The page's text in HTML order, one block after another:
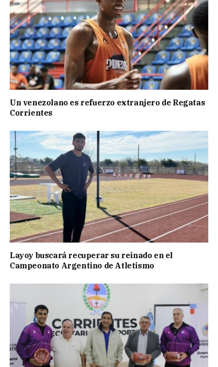
Un venezolano es refuerzo extranjero de Regatas
Corrientes
Layoy buscará recuperar su reinado en el
Campeonato Argentino de Atletismo